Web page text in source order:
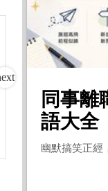
萬家福/樂家康5075元好
禮即享券(餘額型)